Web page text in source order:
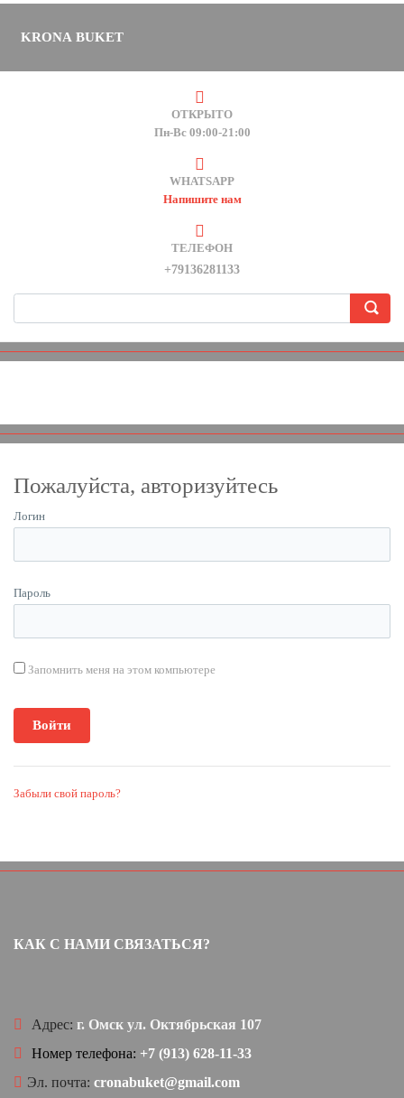
KRONA BUKET
ОТКРЫТО
Пн-Вс 09:00-21:00
WHATSAPP
Напишите нам
ТЕЛЕФОН
+79136281133
Пожалуйста, авторизуйтесь
Логин
Пароль
Запомнить меня на этом компьютере
Забыли свой пароль?
КАК С НАМИ СВЯЗАТЬСЯ?
Адрес: г. Омск ул. Октябрьская 107
Номер телефона: +7 (913) 628-11-33
Эл. почта: cronabuket@gmail.com